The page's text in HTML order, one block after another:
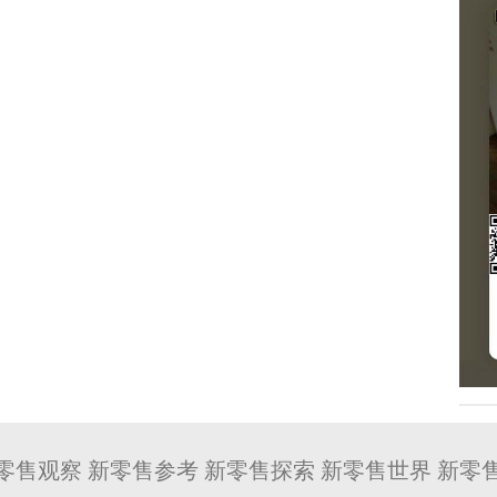
售观察 新零售参考 新零售探索 新零售世界 新零